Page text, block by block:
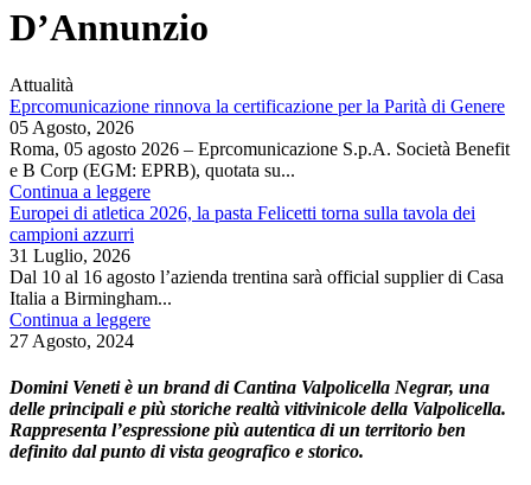
D’Annunzio
Attualità
Eprcomunicazione rinnova la certificazione per la Parità di Genere
05 Agosto, 2026
Roma, 05 agosto 2026 – Eprcomunicazione S.p.A. Società Benefit
e B Corp (EGM: EPRB), quotata su...
Continua a leggere
Europei di atletica 2026, la pasta Felicetti torna sulla tavola dei
campioni azzurri
31 Luglio, 2026
Dal 10 al 16 agosto l’azienda trentina sarà official supplier di Casa
Italia a Birmingham...
Continua a leggere
27 Agosto, 2024
Domini Veneti è un brand di Cantina Valpolicella Negrar, una
delle principali e più storiche realtà vitivinicole della Valpolicella.
Rappresenta l’espressione più autentica di un territorio ben
definito dal punto di vista geografico e storico.